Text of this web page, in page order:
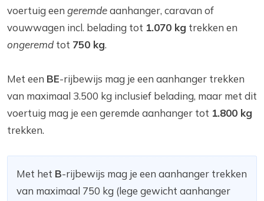
voertuig een geremdeaanhanger, caravan of
vouwwagen incl. belading tot 1.070 kg trekken en
ongeremd tot 750 kg.
Met een BE-rijbewijs mag je een aanhanger trekken
van maximaal 3.500 kg inclusief belading, maar met dit
voertuig mag je een geremde aanhanger tot 1.800 kg
trekken.
Met het B-rijbewijs mag je een aanhanger trekken
van maximaal 750 kg (lege gewicht aanhanger